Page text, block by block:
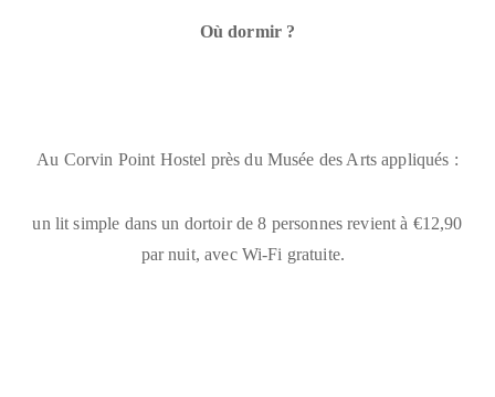
Où dormir ?
Au Corvin Point Hostel près du Musée des Arts appliqués :
un lit simple dans un dortoir de 8 personnes revient à €12,90
par nuit, avec Wi-Fi gratuite.